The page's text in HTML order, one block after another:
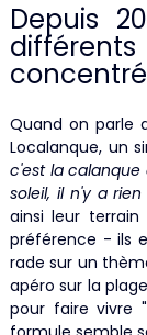
Depuis
Quand on parle
Localanque, un
c'est la calanque
soleil, il n'y a
ainsi leur
préférence - ils
rade sur un
apéro sur la
pour faire vivre "